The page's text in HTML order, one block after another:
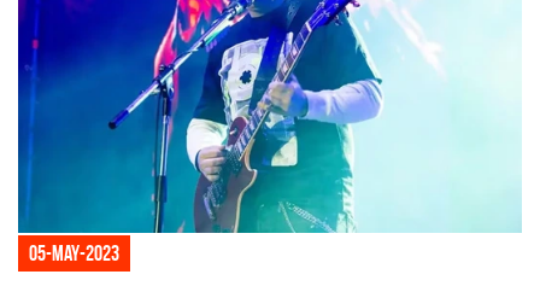
05-may-2023